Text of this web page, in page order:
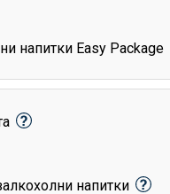
напитки Easy Package
напитки